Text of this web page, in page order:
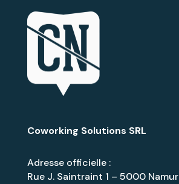
Coworking Solutions SRL
Adresse officielle :
Rue J. Saintraint 1 – 5000 Namur